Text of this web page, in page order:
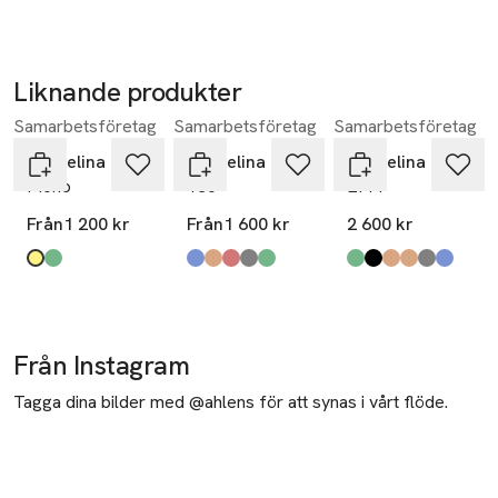
Liknande produkter
Hoppa över bildspelet
Samarbetsföretag
Pappelina
Mono
Från1 200 kr
Produkten finns i färgerna:
gul,
grön
Samarbetsföretag
Pappelina
Teo
Från1 600 kr
Produkten finns i färgerna:
denim,
brown,
brick,
warm grey,
sage,
Samarbetsföretag
Pappelina
EFFI
2 600 kr
Produkten finns i
army,
black,
charcoal,
mud,
warm grey,
haze,
Från Instagram
Tagga dina bilder med @ahlens för att synas i vårt flöde.